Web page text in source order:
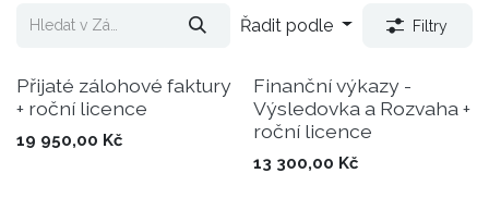
Řadit podle Filtry
Přijaté zálohové faktury
+ roční licence
19 950,00 Kč
Finanční výkazy -
Výsledovka a Rozvaha +
roční licence
13 300,00 Kč